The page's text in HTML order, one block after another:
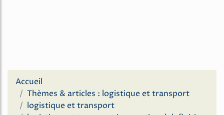
Accueil
Thèmes & articles : logistique et transport
logistique et transport